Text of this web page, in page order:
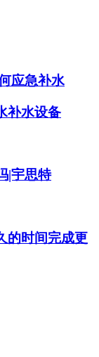
应急补水
补水设备
|宇思特
的时间完成更